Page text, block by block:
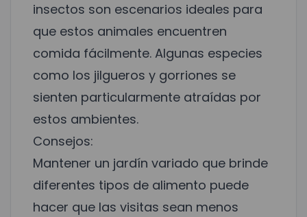
insectos son escenarios ideales para
que estos animales encuentren
comida fácilmente. Algunas especies
como los jilgueros y gorriones se
sienten particularmente atraídas por
estos ambientes.
Consejos:
Mantener un jardín variado que brinde
diferentes tipos de alimento puede
hacer que las visitas sean menos